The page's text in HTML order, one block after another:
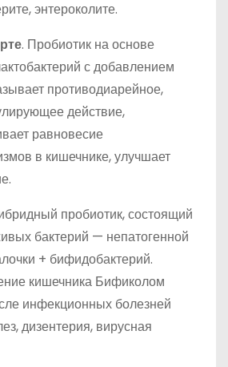
энтероколите.
. Пробиотик на основе
с добавлением
противодиарейное,
действие,
равновесие
в кишечнике, улучшает
пробиотик, состоящий
бактерий — непатогенной
+ бифидобактерий.
кишечника Бификолом
инфекционных болезней
дизентерия, вирусная